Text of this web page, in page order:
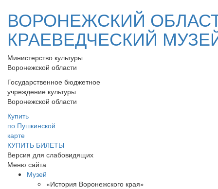
ВОРОНЕЖСКИЙ
КРАЕВЕДЧЕСКИЙ
Министерство культуры
Воронежской области
Государственное бюджетное
учреждение культуры
Воронежской области
Купить
по Пушкинской
карте
КУПИТЬ БИЛЕТЫ
Версия для слабовидящих
Меню сайта
Музей
«История Воронежского края»